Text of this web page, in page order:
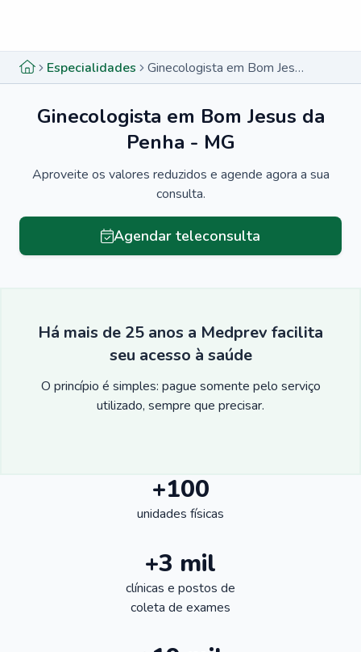
Especialidades Ginecologista em Bom Jesus da Penha - MG
Ginecologista em Bom Jesus da
Penha - MG
Aproveite os valores reduzidos e agende agora a sua
consulta.
Agendar teleconsulta
Há mais de 25 anos a Medprev facilita
seu acesso à saúde
O princípio é simples: pague somente pelo serviço
utilizado, sempre que precisar.
+100
unidades físicas
+3 mil
clínicas e postos de
coleta de exames